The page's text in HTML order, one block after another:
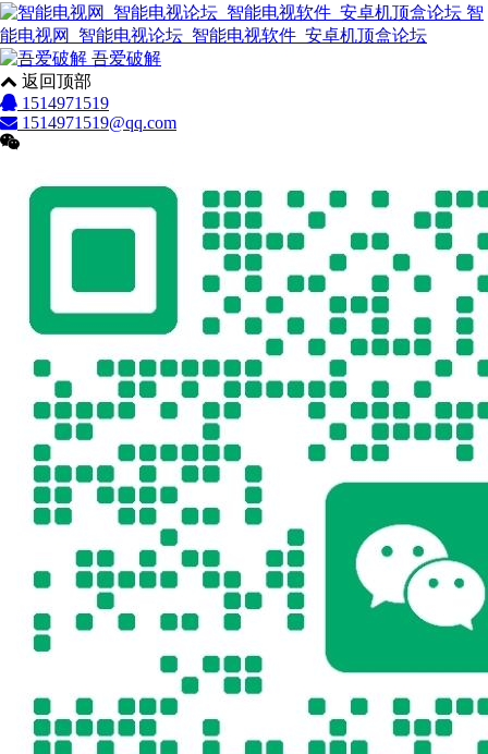
智
能电视网_智能电视论坛_智能电视软件_安卓机顶盒论坛
吾爱破解
返回顶部
1514971519
1514971519@qq.com